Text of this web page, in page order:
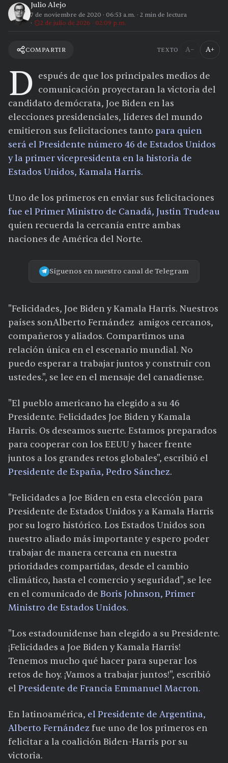
Julio Alejo
7 de noviembre de 2020 · 06:53 a.m. · 2 min de lectura
2 de julio de 2026 · 02:09 p.m.
COMPARTIR TEXTO A− A+
D espués de que los principales medios de
comunicación proyectaran la victoria del
candidato demócrata, Joe Biden en las
elecciones presidenciales, líderes del mundo
emitieron sus felicitaciones tanto para quien
será el Presidente número 46 de Estados Unidos
y la primer vicepresidenta en la historia de
Estados Unidos, Kamala Harris.
Uno de los primeros en enviar sus felicitaciones
fue el Primer Ministro de Canadá, Justin Trudeau
quien recuerda la cercanía entre ambas
naciones de América del Norte.
Síguenos en nuestro canal de Telegram
"Felicidades, Joe Biden y Kamala Harris. Nuestros
países sonAlberto Fernández amigos cercanos,
compañeros y aliados. Compartimos una
relación única en el escenario mundial. No
puedo esperar a trabajar juntos y construir con
ustedes.", se lee en el mensaje del canadiense.
"El pueblo americano ha elegido a su 46
Presidente. Felicidades Joe Biden y Kamala
Harris. Os deseamos suerte. Estamos preparados
para cooperar con los EEUU y hacer frente
juntos a los grandes retos globales", escribió el
Presidente de España, Pedro Sánchez.
"Felicidades a Joe Biden en esta elección para
Presidente de Estados Unidos y a Kamala Harris
por su logro histórico. Los Estados Unidos son
nuestro aliado más importante y espero poder
trabajar de manera cercana en nuestra
prioridades compartidas, desde el cambio
climático, hasta el comercio y seguridad", se lee
en el comunicado de Boris Johnson, Primer
Ministro de Estados Unidos.
"Los estadounidense han elegido a su Presidente.
¡Felicidades a Joe Biden y Kamala Harris!
Tenemos mucho qué hacer para superar los
retos de hoy. ¡Vamos a trabajar juntos!", escribió
el Presidente de Francia Emmanuel Macron.
En latinoamérica, el Presidente de Argentina,
Alberto Fernández fue uno de los primeros en
felicitar a la coalición Biden-Harris por su
victoria.